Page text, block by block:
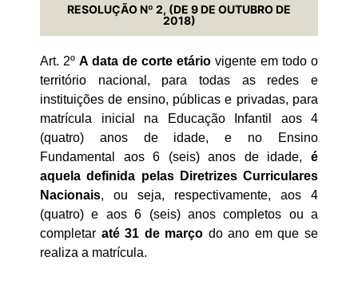
RESOLUÇÃO Nº 2, (DE 9 DE OUTUBRO DE
2018)
Art. 2º A data de corte etário vigente em todo o
território nacional, para todas as redes e
instituições de ensino, públicas e privadas, para
matrícula inicial na Educação Infantil aos 4
(quatro) anos de idade, e no Ensino
Fundamental aos 6 (seis) anos de idade, é
aquela definida pelas Diretrizes Curriculares
Nacionais, ou seja, respectivamente, aos 4
(quatro) e aos 6 (seis) anos completos ou a
completar até 31 de março do ano em que se
realiza a matrícula.